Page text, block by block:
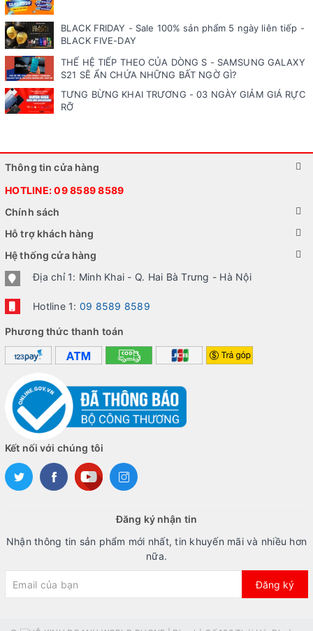
BLACK FRIDAY - Sale 100% sản phẩm 5 ngày liên tiếp -
BLACK FIVE-DAY
THẾ HỆ TIẾP THEO CỦA DÒNG S - SAMSUNG GALAXY
S21 SẼ ẨN CHỨA NHỮNG BẤT NGỜ GÌ?
TƯNG BỪNG KHAI TRƯƠNG - 03 NGÀY GIẢM GIÁ RỰC
RỠ
Thông tin cửa hàng
HOTLINE:09 8589 8589
Chính sách
Hỗ trợ khách hàng
Hệ thống cửa hàng
Địa chỉ 1: Minh Khai - Q. Hai Bà Trưng - Hà Nội
Hotline 1: 09 8589 8589
Phương thức thanh toán
Kết nối với chúng tôi
Đăng ký nhận tin
Nhận thông tin sản phẩm mới nhất, tin khuyến mãi và nhiều hơn
nữa.
Đăng ký